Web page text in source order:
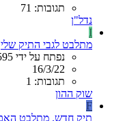
תגובות: 71
נדל"ן
I
מתלבט לגבי התיק שלי
נפתח על ידי ido595
16/3/22
תגובות: 1
שוק ההון
F
תיק חדש. מתלבט